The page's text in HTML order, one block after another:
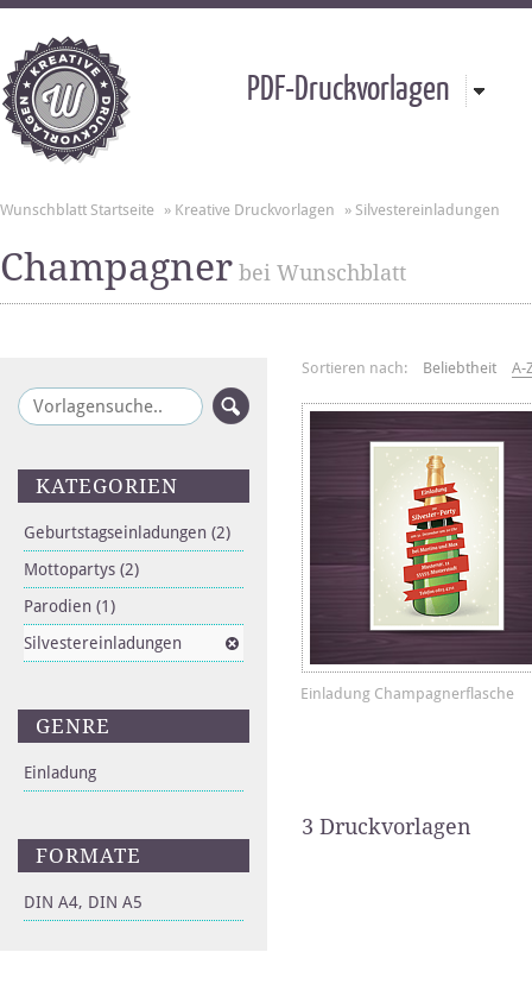
PDF-Druckvorlagen
Wunschblatt Startseite » Kreative Druckvorlagen » Silvestereinladungen
Champagner bei Wunschblatt
KATEGORIEN
Geburtstagseinladungen (2)
Mottopartys (2)
Parodien (1)
Silvestereinladungen
GENRE
Einladung
FORMATE
DIN A4, DIN A5
Sortieren nach: Beliebtheit A-
Einladung Champagnerflasche
3 Druckvorlagen